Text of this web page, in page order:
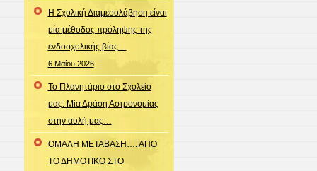
Η Σχολική Διαμεσολάβηση είναι
μία μέθοδος πρόληψης της
ενδοσχολικής βίας…
6 Μαΐου 2026
To Πλανητάριο στο Σχολείο
μας: Μία Δράση Αστρονομίας
στην αυλή μας…
ΟΜΑΛΗ ΜΕΤΑΒΑΣΗ…. ΑΠΟ
ΤΟ ΔΗΜΟΤΙΚΟ ΣΤΟ